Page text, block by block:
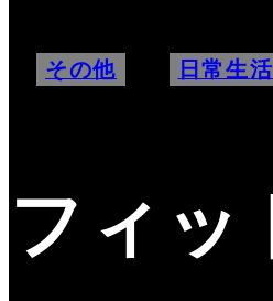
その他 日常生活
フィッ